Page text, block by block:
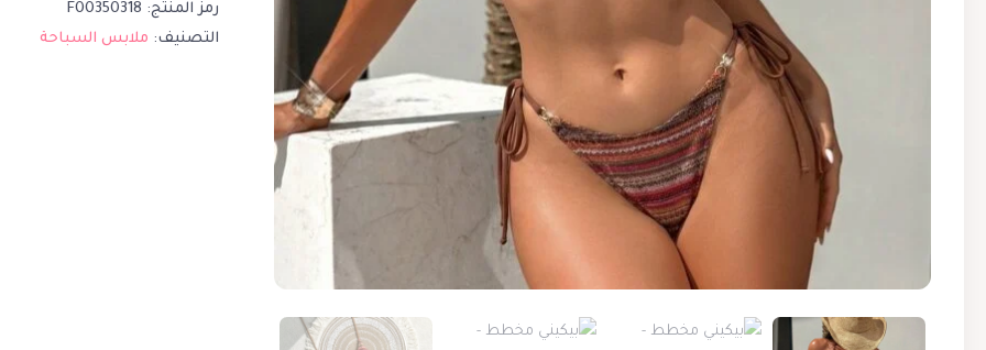
رمز المنتج: F00350318
التصنيف: ملابس السباحة